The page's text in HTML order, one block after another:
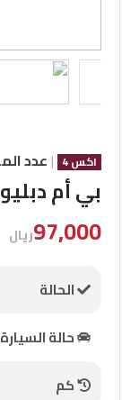
الدخول
English
مستثمري
السيارات
مطلوب
اكس 4 | عدد
بي أم
97,000ريال
الحالة
حالة السيارة
كم